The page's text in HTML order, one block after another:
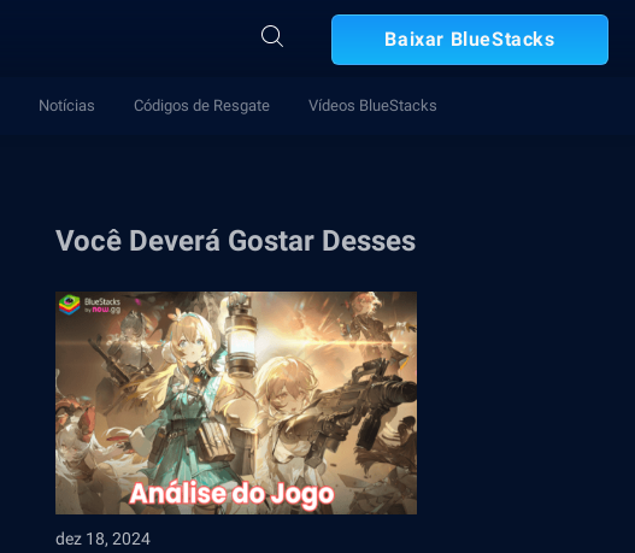
Baixar BlueStacks
Notícias Códigos de Resgate Vídeos BlueStacks
Você Deverá Gostar Desses
dez 18, 2024